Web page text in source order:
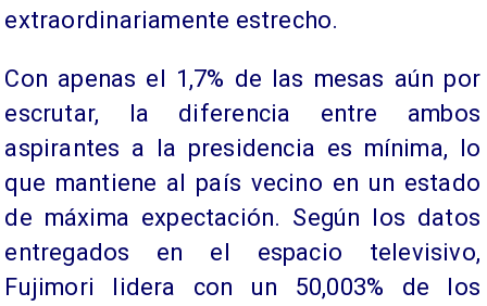
extraordinariamente estrecho.
Con apenas el 1,7% de las mesas aún por
escrutar, la diferencia entre ambos
aspirantes a la presidencia es mínima, lo
que mantiene al país vecino en un estado
de máxima expectación. Según los datos
entregados en el espacio televisivo,
Fujimori lidera con un 50,003% de los